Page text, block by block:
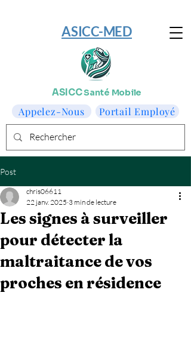
Portail Employé
​ASICC-MED
Appelez-Nous
ASICCSanté Mobile
Post
Les signes à surveiller
pour détecter la
maltraitance de vos
proches en résidence
chris06611
22 janv. 2025 3 min de lecture